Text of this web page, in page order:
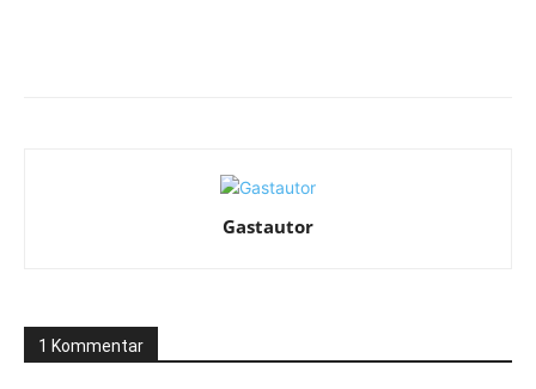
Gastautor
1 Kommentar